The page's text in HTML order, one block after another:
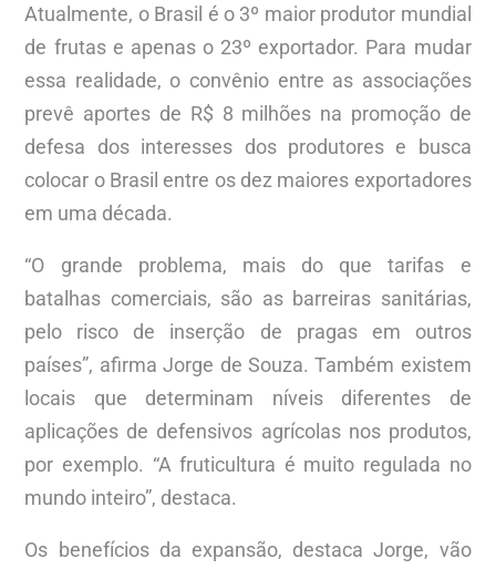
Atualmente, o Brasil é o 3º maior produtor mundial
de frutas e apenas o 23º exportador. Para mudar
essa realidade, o convênio entre as associações
prevê aportes de R$ 8 milhões na promoção de
defesa dos interesses dos produtores e busca
colocar o Brasil entre os dez maiores exportadores
em uma década.
“O grande problema, mais do que tarifas e
batalhas comerciais, são as barreiras sanitárias,
pelo risco de inserção de pragas em outros
países”, afirma Jorge de Souza. Também existem
locais que determinam níveis diferentes de
aplicações de defensivos agrícolas nos produtos,
por exemplo. “A fruticultura é muito regulada no
mundo inteiro”, destaca.
Os benefícios da expansão, destaca Jorge, vão